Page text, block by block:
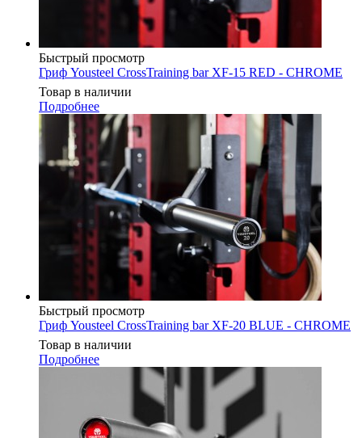
Быстрый просмотр
Гриф Yousteel CrossTraining bar XF-15 RED - CHROME
Товар в наличии
Подробнее
Быстрый просмотр
Гриф Yousteel CrossTraining bar XF-20 BLUE - CHROME
Товар в наличии
Подробнее